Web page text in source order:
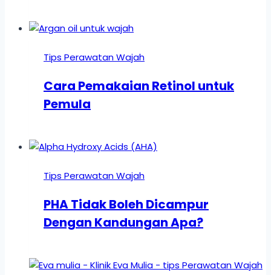
Tips Perawatan Wajah
Cara Pemakaian Retinol untuk
Pemula
Tips Perawatan Wajah
PHA Tidak Boleh Dicampur
Dengan Kandungan Apa?